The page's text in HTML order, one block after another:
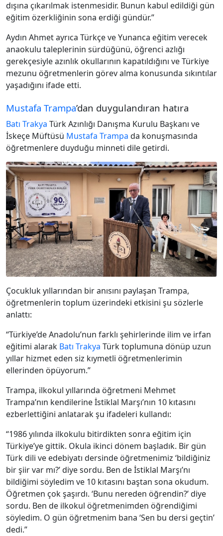
dışına çıkarılmak istenmesidir. Bunun kabul edildiği gün
eğitim özerkliğinin sona erdiği gündür.”
Aydın Ahmet ayrıca Türkçe ve Yunanca eğitim verecek
anaokulu taleplerinin sürdüğünü, öğrenci azlığı
gerekçesiyle azınlık okullarının kapatıldığını ve Türkiye
mezunu öğretmenlerin görev alma konusunda sıkıntılar
yaşadığını ifade etti.
Mustafa Trampa’dan duygulandıran hatıra
Batı Trakya Türk Azınlığı Danışma Kurulu Başkanı ve
İskeçe Müftüsü Mustafa Trampa da konuşmasında
öğretmenlere duyduğu minneti dile getirdi.
Çocukluk yıllarından bir anısını paylaşan Trampa,
öğretmenlerin toplum üzerindeki etkisini şu sözlerle
anlattı:
“Türkiye’de Anadolu’nun farklı şehirlerinde ilim ve irfan
eğitimi alarak Batı Trakya Türk toplumuna dönüp uzun
yıllar hizmet eden siz kıymetli öğretmenlerimin
ellerinden öpüyorum.”
Trampa, ilkokul yıllarında öğretmeni Mehmet
Trampa’nın kendilerine İstiklal Marşı’nın 10 kıtasını
ezberlettiğini anlatarak şu ifadeleri kullandı:
“1986 yılında ilkokulu bitirdikten sonra eğitim için
Türkiye’ye gittik. Okula ikinci dönem başladık. Bir gün
Türk dili ve edebiyatı dersinde öğretmenimiz ‘bildiğiniz
bir şiir var mı?’ diye sordu. Ben de İstiklal Marşı’nı
bildiğimi söyledim ve 10 kıtasını baştan sona okudum.
Öğretmen çok şaşırdı. ‘Bunu nereden öğrendin?’ diye
sordu. Ben de ilkokul öğretmenimden öğrendiğimi
söyledim. O gün öğretmenim bana ‘Sen bu dersi geçtin’
dedi.”